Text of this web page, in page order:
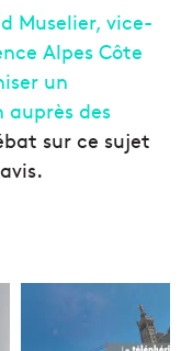
Muselier, vice-
Alpes Côte
un
des
sur ce sujet